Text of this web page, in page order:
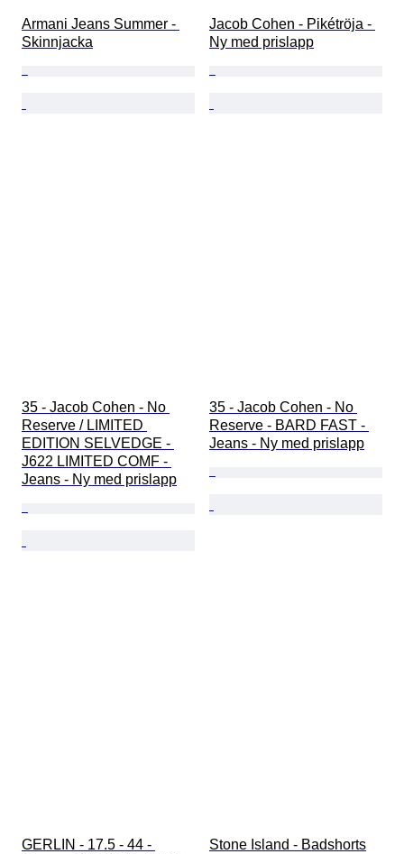
Armani Jeans Summer -
Skinnjacka
Jacob Cohen - Pikétröja -
Ny med prislapp
35 - Jacob Cohen - No
Reserve / LIMITED
EDITION SELVEDGE -
J622 LIMITED COMF -
Jeans - Ny med prislapp
35 - Jacob Cohen - No
Reserve - BARD FAST -
Jeans - Ny med prislapp
GERLIN - 17.5 - 44 -
Stone Island - Badshorts